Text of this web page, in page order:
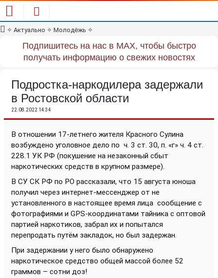
✧ Актуально ✧ Молодёжь ✧
Подпишитесь на нас в MAX, чтобы быстро
получать информацию о свежих новостях
Подростка-наркодилера задержали
в Ростовской области
22.08.2022 14:34
В отношении 17-летнего жителя Красного Сулина
возбуждено уголовное дело по ч. 3 ст. 30, п. «г» ч. 4 ст.
228.1 УК РФ (покушение на незаконный сбыт
наркотических средств в крупном размере).
В СУ СК РФ по РО рассказали, что 15 августа юноша
получил через интернет-мессенджер от не
установленного в настоящее время лица сообщение с
фотографиями и GPS-координатами тайника с оптовой
партией наркотиков, забрал их и попытался
перепродать путём закладок, но был задержан.
При задержании у него было обнаружено
наркотическое средство общей массой более 52
граммов – сотни доз!